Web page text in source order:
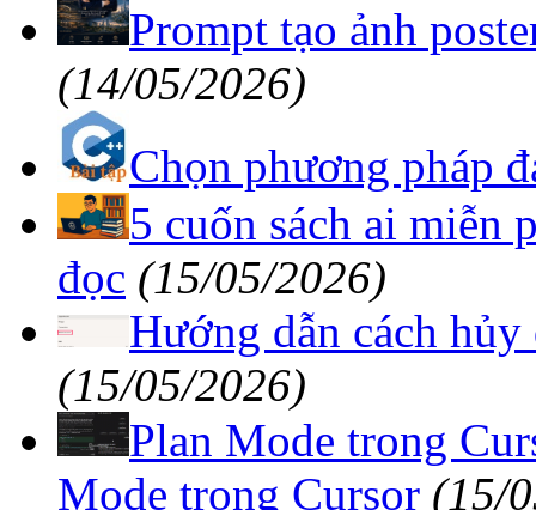
Prompt tạo ảnh
(14/05/2026)
Chọn phương pháp
5 cuốn sách ai miễn
đọc (15/05/2026)
Hướng dẫn cách
(15/05/2026)
Plan Mode trong
Mode trong Cursor (15/